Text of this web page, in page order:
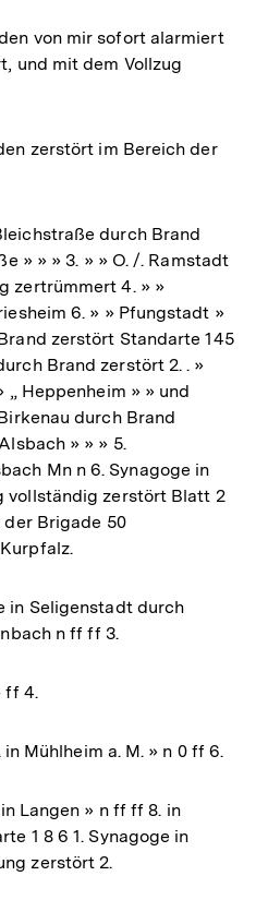
von mir sofort alarmiert
und mit dem Vollzug
zerstört im Bereich der
durch Brand
» » » 3. » » O. /. Ramstadt
zertrümmert 4. » »
6. » » Pfungstadt »
zerstört Standarte 145
Brand zerstört 2. . »
„ Heppenheim » » und
durch Brand
» » » 5.
Mn n 6. Synagoge in
vollständig zerstört Blatt 2
der Brigade 50
in Seligenstadt durch
n ff ff 3.
ff 4.
in Mühlheim a. M. » n 0 ff 6.
Langen » n ff ff 8. in
1 8 6 1. Synagoge in
zerstört 2.